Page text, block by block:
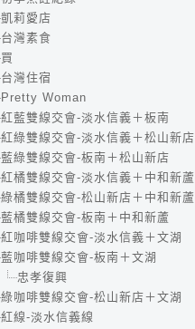
凱莉愛店
台灣素食
買
台灣住宿
Pretty Woman
紅藍雙線交會-淡水信義＋板南
紅綠雙線交會-淡水信義＋松山新店
藍綠雙線交會-板南＋松山新店
紅橘雙線交會-淡水信義＋中和新蘆
綠橘雙線交會-松山新店＋中和新蘆
藍橘雙線交會-板南＋中和新蘆
紅咖啡雙線交會-淡水信義＋文湖
藍咖啡雙線交會-板南＋文湖
忠孝復興
綠咖啡雙線交會-松山新店＋文湖
紅線-淡水信義線